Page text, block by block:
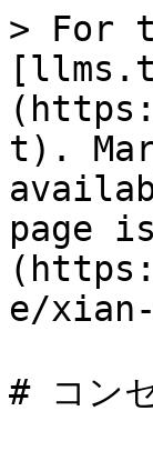
> For
t).
page
e/
# コン